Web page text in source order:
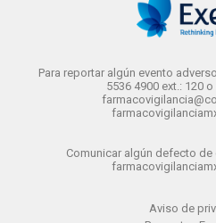
Aviso de
Para reportar algún evento
5536 4900 ext.: 120
Comunicar algún defecto de